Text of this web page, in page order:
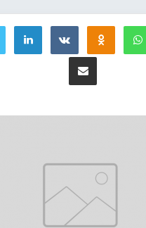
TwitterLinkedInВконтакте
Поделиться через электронную почту